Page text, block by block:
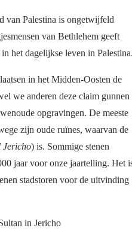
van Palestina is ongetwijfeld
van Bethlehem geeft
het dagelijkse leven in
in het Midden-Oosten de
we anderen deze claim gunnen
opgravingen. De meeste
zijn oude ruïnes, waarvan de
Jericho) is. Sommige stenen
jaar voor onze jaartelling. Het
stadstoren voor de uitvinding